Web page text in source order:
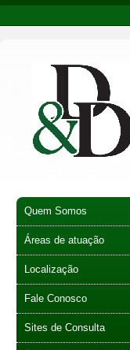
Quem Somos
Áreas de atuação
Localização
Fale Conosco
Sites de Consulta